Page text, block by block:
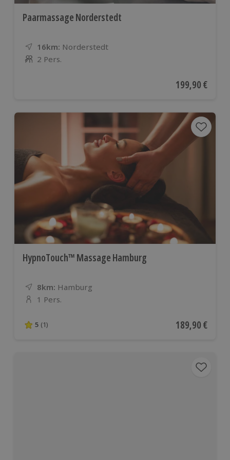
Paarmassage Norderstedt
16km: Entfernung
Standort
Norderstedt
Anzahl der Teilnehmer
2 Pers.
Aktueller Preis
199,90 €
HypnoTouch™ Massage Hamburg
8km: Entfernung
Standort
Hamburg
Anzahl der Teilnehmer
1 Pers.
5 von 5 Sternen basierend auf 1 Bewertungen
5 (1) Aktueller Preis
189,90 €